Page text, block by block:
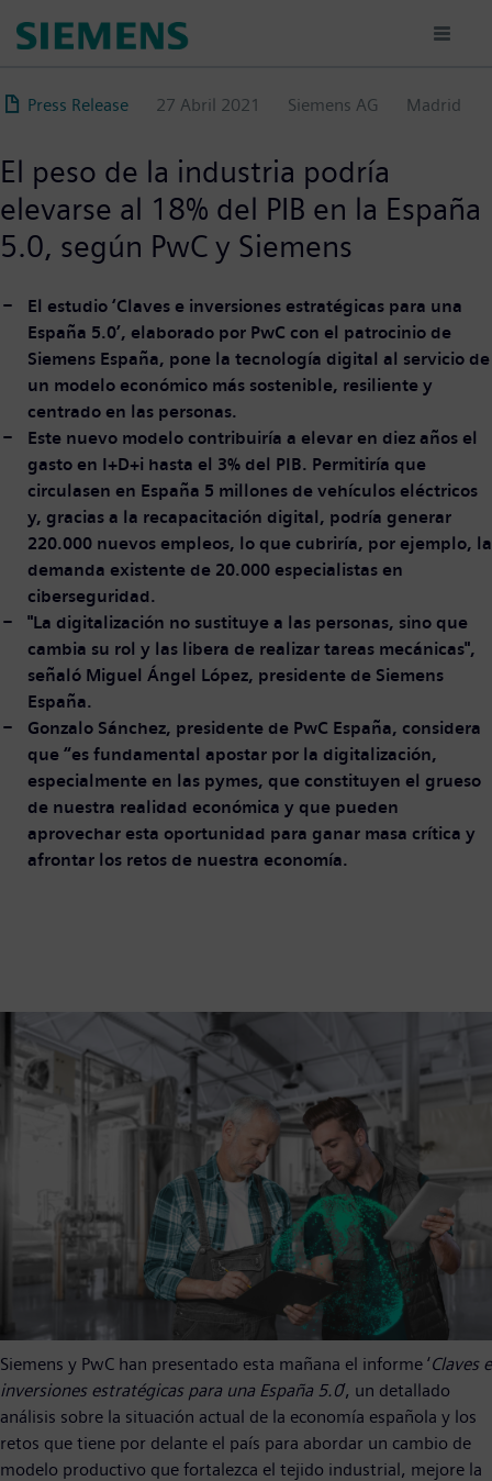
principal
Press Release 27 Abril 2021 Siemens AG Madrid
El peso de la industria podría
elevarse al 18% del PIB en la España
5.0, según PwC y Siemens
El estudio ‘Claves e inversiones estratégicas para una
España 5.0’, elaborado por PwC con el patrocinio de
Siemens España, pone la tecnología digital al servicio de
un modelo económico más sostenible, resiliente y
centrado en las personas.
Este nuevo modelo contribuiría a elevar en diez años el
gasto en I+D+i hasta el 3% del PIB. Permitiría que
circulasen en España 5 millones de vehículos eléctricos
y, gracias a la recapacitación digital, podría generar
220.000 nuevos empleos, lo que cubriría, por ejemplo, la
demanda existente de 20.000 especialistas en
ciberseguridad.
"La digitalización no sustituye a las personas, sino que
cambia su rol y las libera de realizar tareas mecánicas",
señaló Miguel Ángel López, presidente de Siemens
España.
Gonzalo Sánchez, presidente de PwC España, considera
que “es fundamental apostar por la digitalización,
especialmente en las pymes, que constituyen el grueso
de nuestra realidad económica y que pueden
aprovechar esta oportunidad para ganar masa crítica y
afrontar los retos de nuestra economía.
Siemens y PwC han presentado esta mañana el informe ‘Claves e
inversiones estratégicas para una España 5.0’, un detallado
análisis sobre la situación actual de la economía española y los
retos que tiene por delante el país para abordar un cambio de
modelo productivo que fortalezca el tejido industrial, mejore la